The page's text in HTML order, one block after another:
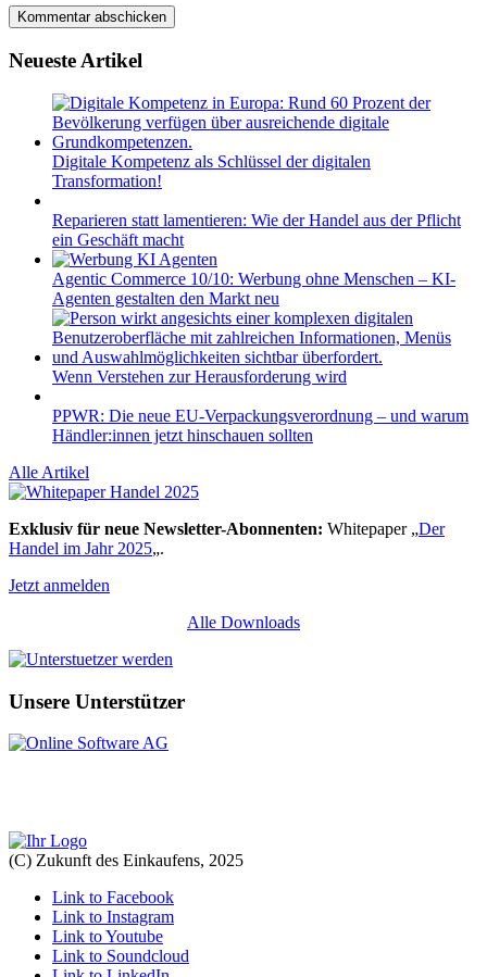
Neueste Artikel
Digitale Kompetenz als Schlüssel der digitalen
Transformation!
Reparieren statt lamentieren: Wie der Handel aus der Pflicht
ein Geschäft macht
Agentic Commerce 10/10: Werbung ohne Menschen – KI-
Agenten gestalten den Markt neu
Wenn Verstehen zur Herausforderung wird
PPWR: Die neue EU-Verpackungsverordnung – und warum
Händler:innen jetzt hinschauen sollten
Alle Artikel
Exklusiv für neue Newsletter-Abonnenten: Whitepaper „Der
Handel im Jahr 2025„.
Jetzt anmelden
Alle Downloads
Unsere Unterstützer
(C) Zukunft des Einkaufens, 2025
Link to Facebook
Link to Instagram
Link to Youtube
Link to Soundcloud